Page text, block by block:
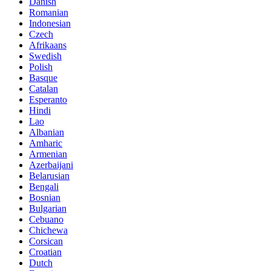
Romanian
Indonesian
Czech
Afrikaans
Swedish
Polish
Basque
Catalan
Esperanto
Hindi
Lao
Albanian
Amharic
Armenian
Azerbaijani
Belarusian
Bengali
Bosnian
Bulgarian
Cebuano
Chichewa
Corsican
Croatian
Dutch